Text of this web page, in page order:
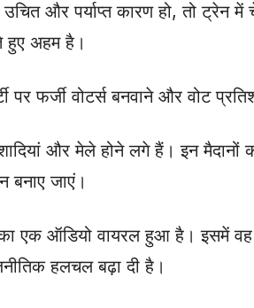
उचित और पर्याप्त कारण हो, तो ट्रेन
हुए अहम है।
पर फर्जी वोटर्स बनवाने और वोट
और मेले होने लगे हैं। इन मैदानों
बनाए जाएं।
एक ऑडियो वायरल हुआ है। इसमें
हलचल बढ़ा दी है।